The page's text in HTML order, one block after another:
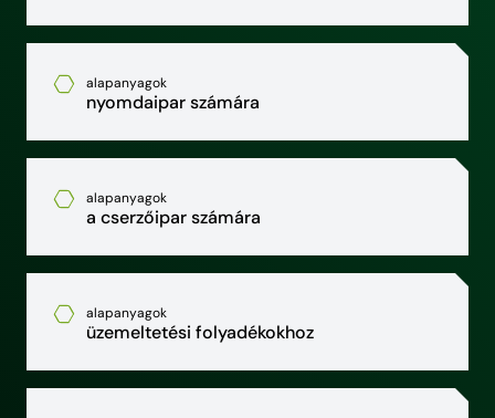
alapanyagok
nyomdaipar számára
alapanyagok
a cserzőipar számára
alapanyagok
üzemeltetési folyadékokhoz